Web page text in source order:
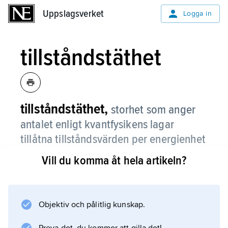
Uppslagsverket Logga in
tillståndstäthet
tillståndstäthet, storhet som anger
antalet enligt kvantfysikens lagar
tillåtna tillståndsvärden per energienhet
hos ett fysikaliskt system.
energinivåer, som ligger relativt glest vid låga
Vill du komma åt hela artikeln?
Objektiv och pålitlig kunskap.